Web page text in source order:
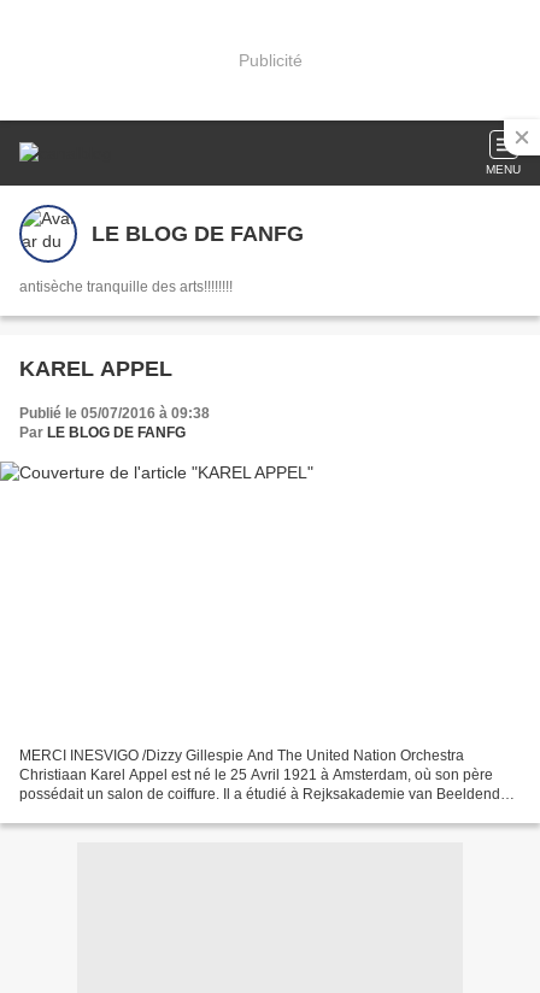
Publicité
MENU
LE BLOG DE FANFG
antisèche tranquille des arts!!!!!!!!
KAREL APPEL
Publié le 05/07/2016 à 09:38
Par LE BLOG DE FANFG
MERCI INESVIGO /Dizzy Gillespie And The United Nation Orchestra
Christiaan Karel Appel est né le 25 Avril 1921 à Amsterdam, où son père
possédait un salon de coiffure. Il a étudié à Rejksakademie van Beeldende